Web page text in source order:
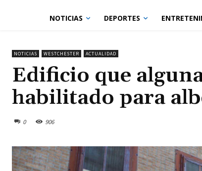
NOTICIAS DEPORTES
NOTICIAS WESTCHESTER ACTUALIDAD
Edificio que
habilitado para
0 906